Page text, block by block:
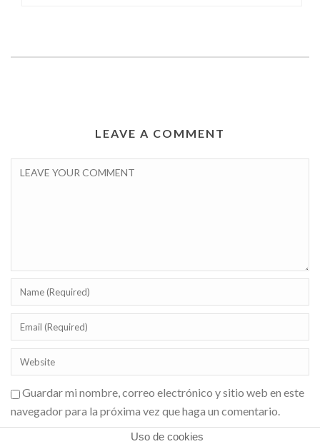
LEAVE A COMMENT
Guardar mi nombre, correo electrónico y sitio web en este
navegador para la próxima vez que haga un comentario.
Uso de cookies